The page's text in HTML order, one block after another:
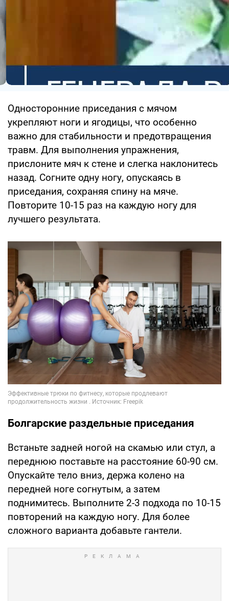
Односторонние приседания с мячом
укрепляют ноги и ягодицы, что особенно
важно для стабильности и предотвращения
травм. Для выполнения упражнения,
прислоните мяч к стене и слегка наклонитесь
назад. Согните одну ногу, опускаясь в
приседания, сохраняя спину на мяче.
Повторите 10-15 раз на каждую ногу для
лучшего результата.
Болгарские раздельные приседания
Встаньте задней ногой на скамью или стул, а
переднюю поставьте на расстояние 60-90 см.
Опускайте тело вниз, держа колено на
передней ноге согнутым, а затем
поднимитесь. Выполните 2-3 подхода по 10-15
повторений на каждую ногу. Для более
сложного варианта добавьте гантели.